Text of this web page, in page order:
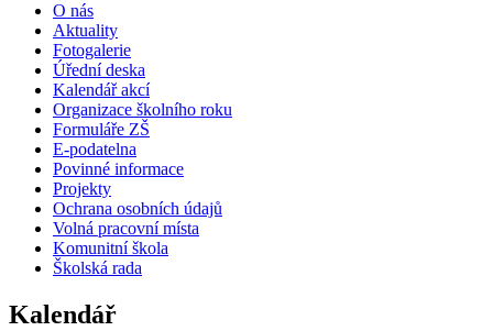
O nás
Aktuality
Fotogalerie
Úřední deska
Kalendář akcí
Organizace školního roku
Formuláře ZŠ
E-podatelna
Povinné informace
Projekty
Ochrana osobních údajů
Volná pracovní místa
Komunitní škola
Školská rada
Kalendář